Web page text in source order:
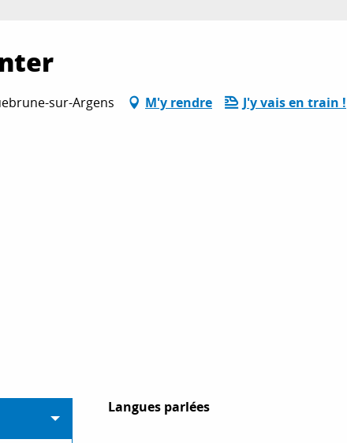
sur-Argens M'y rendre J'y vais en train !
Langues parlées
Langues parlées